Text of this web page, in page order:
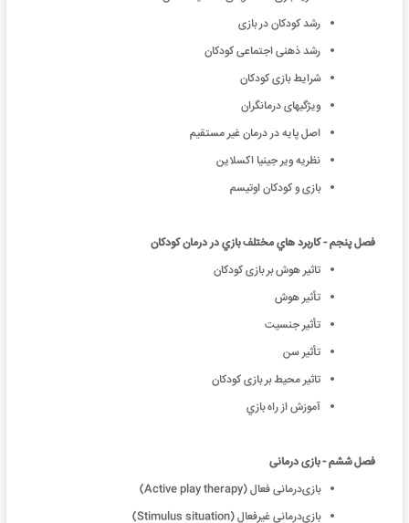
رشد کودکان در بازی
رشد ذهنی اجتماعی کودکان
شرایط بازی کودکان
ویژگیهای درمانگران
اصل پايه در درمان غير مستقيم
نظريه وير جينيا اكسلاين
بازی و کودکان اوتیسم
فصل پنجم - كاربرد هاي مختلف بازي در درمان كودكان
تاثیر هوش بر بازی کودکان
تأثیر هوش
تأثیر جنسیت
تأثیر سن
تاثیر محیط بر بازی کودکان
آموزش از راه بازي
فصل ششم - بازی درمانی
بازى‌درمانى فعال (Active play therapy)
بازى‌درمانى غيرفعال (Stimulus situation)